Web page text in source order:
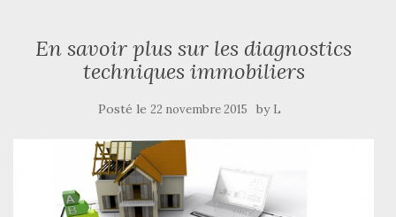
En savoir plus sur les diagnostics
techniques immobiliers
Posté le 22 novembre 2015 by L